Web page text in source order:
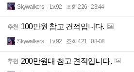
Skywalkers Lv.92 조회 226 23:44
추천 100만원 참고 견적입니다.
Skywalkers Lv.92 조회 421 08-08
추천 200만원대 참고 견적입니다.